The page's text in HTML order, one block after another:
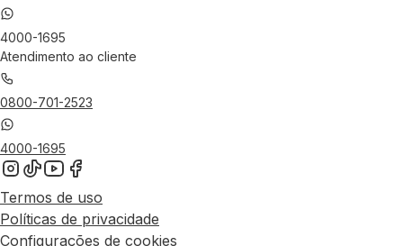
4000-1695
Atendimento ao cliente
0800-701-2523
4000-1695
Termos de uso
Políticas de privacidade
Configurações de cookies